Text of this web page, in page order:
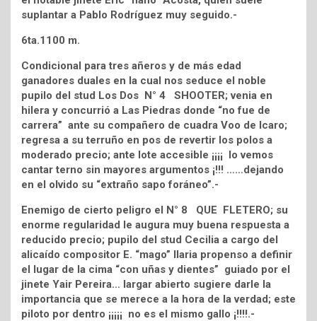
suplantar a Pablo Rodríguez muy seguido.-
6ta.1100 m.
Condicional para tres añeros y de más edad
ganadores duales en la cual nos seduce el noble
pupilo del stud Los Dos N° 4 SHOOTER; venia en
hilera y concurrió a Las Piedras donde “no fue de
carrera” ante su compañero de cuadra Voo de Icaro;
regresa a su terruño en pos de revertir los polos a
moderado precio; ante lote accesible ¡¡¡¡ lo vemos
cantar terno sin mayores argumentos ¡!!! ……dejando
en el olvido su “extraño sapo foráneo”.-
Enemigo de cierto peligro el N° 8 QUE FLETERO; su
enorme regularidad le augura muy buena respuesta a
reducido precio; pupilo del stud Cecilia a cargo del
alicaído compositor E. “mago” Ilaria propenso a definir
el lugar de la cima “con uñas y dientes” guiado por el
jinete Yair Pereira… largar abierto sugiere darle la
importancia que se merece a la hora de la verdad; este
piloto por dentro ¡¡¡¡¡ no es el mismo gallo ¡!!!!.-